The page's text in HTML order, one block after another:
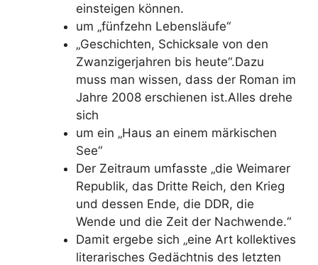
einsteigen können.
um „fünfzehn Lebensläufe“
„Geschichten, Schicksale von den
Zwanzigerjahren bis heute“.Dazu
muss man wissen, dass der Roman im
Jahre 2008 erschienen ist.Alles drehe
sich
um ein „Haus an einem märkischen
See“
Der Zeitraum umfasste „die Weimarer
Republik, das Dritte Reich, den Krieg
und dessen Ende, die DDR, die
Wende und die Zeit der Nachwende.“
Damit ergebe sich „eine Art kollektives
literarisches Gedächtnis des letzten